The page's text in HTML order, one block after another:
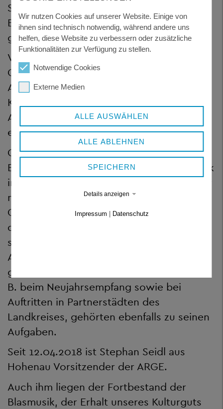
Steig durch ca. 150 Musiker der
Blaskapellen des Landkreises erstmals
gespielt.
Von 01.03.2013 bis 11.04.2018 war Klaus
Greiner aus Annathal Vorsitzender der
ARGE. Er bleibt dem Gremium für die
Kassenverwaltung und alle finanziellen
Angelegenheiten jedoch weiterhin
erhalten.
Greiner setzte sich stets mit großem
Engagement für die Belange der Blasmusik
im Landkreis Freyung-Grafenau ein. Er war
nicht nur federführend an der Spitze des
Organisationsteams anlässlich des "Tags
der Blasmusik" im Landkreis beteiligt,
sondern auch die verantwortungsvolle
Aufgabe der Jugendarbeit war ihm ein
großes Anliegen. Musikalische Beiträge, z.
B. beim Neujahrsempfang sowie bei
Auftritten in Partnerstädten des
Landkreises, gehörten ebenfalls zu seinen
Aufgaben.
Seit 12.04.2018 ist Stephan Seidl aus
Hohenau Vorsitzender der ARGE.
Auch ihm liegen der Fortbestand der
Blasmusik, der Erhalt unseres Kulturguts
Wir nutzen Cookies auf unserer Website. Einige von
ihnen sind technisch notwendig, während andere uns
helfen, diese Website zu verbessern oder zusätzliche
Funktionalitäten zur Verfügung zu stellen.
Notwendige Cookies
Externe Medien
ALLE AUSWÄHLEN
ALLE ABLEHNEN
SPEICHERN
Details anzeigen
Impressum | Datenschutz